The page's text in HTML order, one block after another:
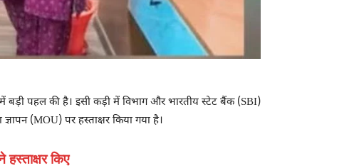
बड़ी पहल की है। इसी कड़ी में विभाग और भारतीय स्टेट बैंक (SBI)
(MOU) पर हस्ताक्षर किया गया है।
किए